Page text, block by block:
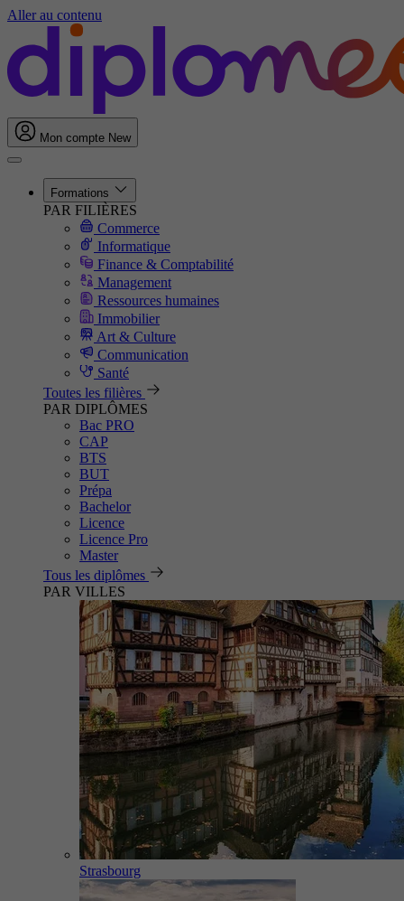
Aller au contenu
Mon compte New
Formations
PAR FILIÈRES
Commerce
Informatique
Finance & Comptabilité
Management
Ressources humaines
Immobilier
Art & Culture
Communication
Santé
Toutes les filières
PAR DIPLÔMES
Bac PRO
CAP
BTS
BUT
Prépa
Bachelor
Licence
Licence Pro
Master
Tous les diplômes
PAR VILLES
Strasbourg